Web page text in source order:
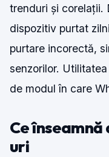
trenduri și corelații.
dispozitiv purtat
purtare incorectă,
senzorilor.
de modul în care
Ce
uri